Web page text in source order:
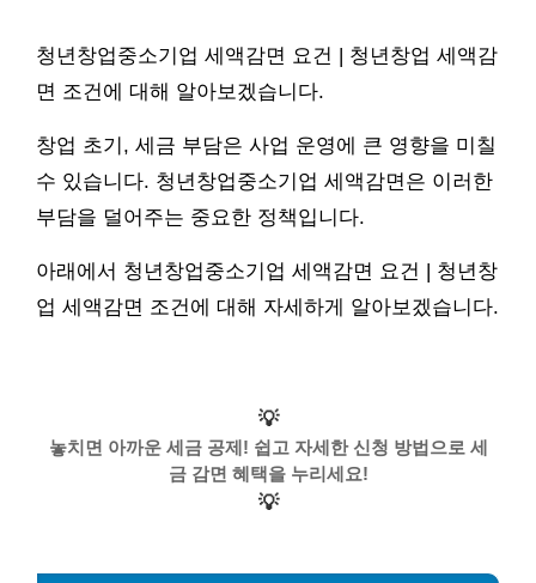
청년창업중소기업 세액감면 요건 | 청년창업 세액감
면 조건에 대해 알아보겠습니다.
창업 초기, 세금 부담은 사업 운영에 큰 영향을 미칠
수 있습니다. 청년창업중소기업 세액감면은 이러한
부담을 덜어주는 중요한 정책입니다.
아래에서 청년창업중소기업 세액감면 요건 | 청년창
업 세액감면 조건에 대해 자세하게 알아보겠습니다.
💡
놓치면 아까운 세금 공제! 쉽고 자세한 신청 방법으로 세
금 감면 혜택을 누리세요!
💡